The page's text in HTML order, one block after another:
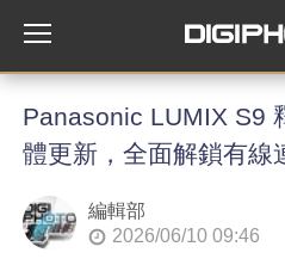
Panasonic LUMIX S9
體更新，全面解鎖有線
編輯部
2026/06/10 09:46